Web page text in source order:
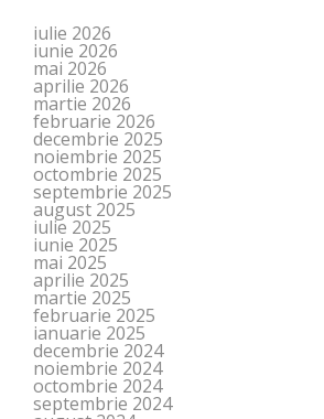
iulie 2026
iunie 2026
mai 2026
aprilie 2026
martie 2026
februarie 2026
decembrie 2025
noiembrie 2025
octombrie 2025
septembrie 2025
august 2025
iulie 2025
iunie 2025
mai 2025
aprilie 2025
martie 2025
februarie 2025
ianuarie 2025
decembrie 2024
noiembrie 2024
octombrie 2024
septembrie 2024